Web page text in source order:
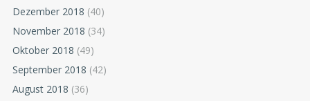
Dezember 2018 (40)
November 2018 (34)
Oktober 2018 (49)
September 2018 (42)
August 2018 (36)